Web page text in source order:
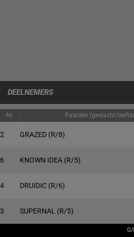
DEELNEMERS
Nr. Paarden (geslacht/
2 GRAZED (R/8)
6 KNOWN IDEA (R/5)
4 DRUIDIC (R/6)
3 SUPERNAL (R/5)